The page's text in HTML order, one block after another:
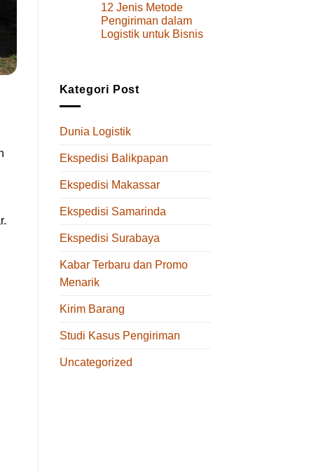
Delay
yang
Aman
12 Jenis Metode
Pengiriman dalam
Logistik untuk Bisnis
Kategori Post
Dunia Logistik
Ekspedisi Balikpapan
Ekspedisi Makassar
Ekspedisi Samarinda
Ekspedisi Surabaya
Kabar Terbaru dan Promo
Menarik
Kirim Barang
Studi Kasus Pengiriman
Uncategorized